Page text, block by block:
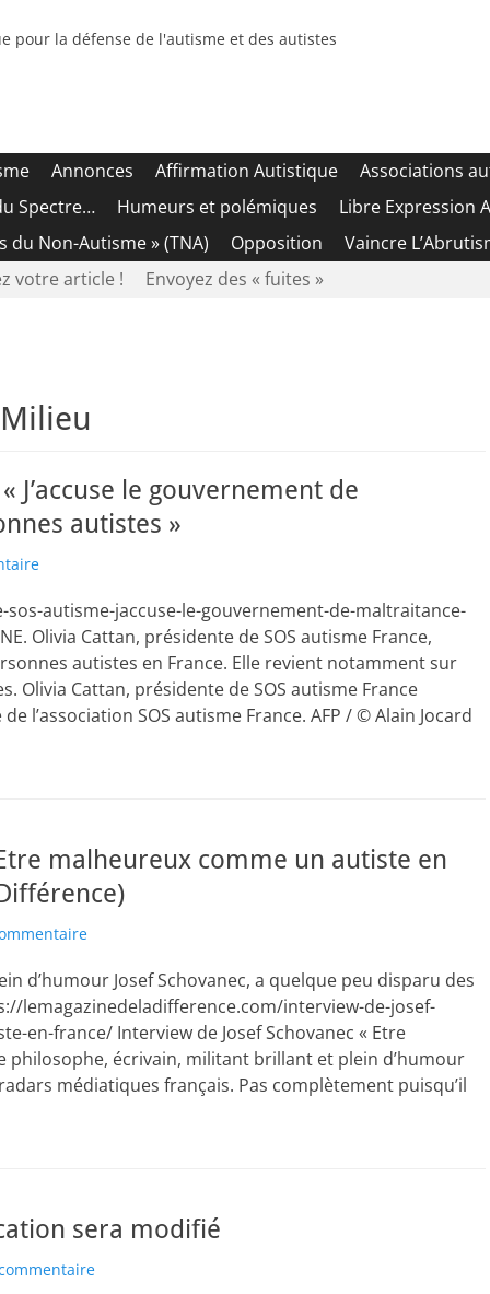
pour la défense de l'autisme et des autistes
Annonces Affirmation Autistique
Associations
Spectre…
Humeurs et polémiques
Libre Expression
du Non-Autisme » (TNA)
Opposition
Vaincre
votre article !
Envoyez des « fuites »
J’accuse le gouvernement de
autistes »
autisme-jaccuse-le-gouvernement-de-maltraitance-
Olivia Cattan, présidente de SOS autisme France,
autistes en France. Elle revient notamment sur
Olivia Cattan, présidente de SOS autisme France
l’association SOS autisme France. AFP / © Alain Jocard
malheureux comme un autiste en
d’humour Josef Schovanec, a quelque peu disparu des
lemagazinedeladifference.com/interview-de-josef-
en-france/ Interview de Josef Schovanec « Etre
philosophe, écrivain, militant brillant et plein d’humour
médiatiques français. Pas complètement puisqu’il
sera modifié